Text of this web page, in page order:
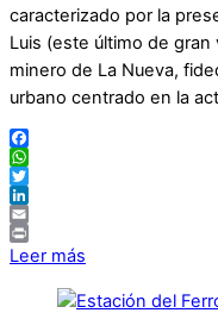
caracterizado por la
Luis (este último de
minero de La Nueva,
urbano centrado en la
Facebook
WhatsApp
Twitter
LinkedIn
Email
Print
Leer más